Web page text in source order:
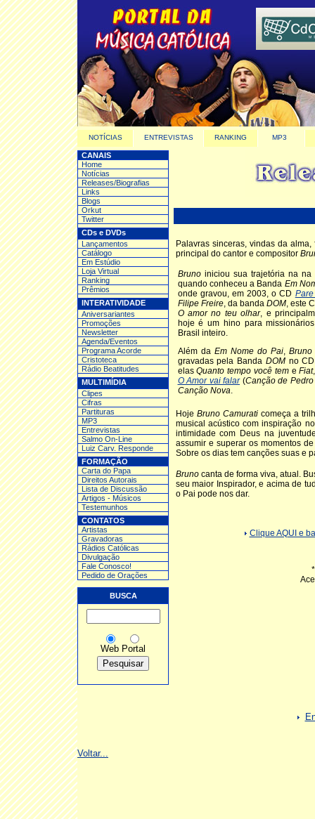
NOTÍCIAS ENTREVISTAS RANKING MP3
CANAIS
Home
Notícias
Releases/Biografias
Links
Blogs
Orkut
Twitter
CDs e DVDs
Lançamentos
Catálogo
Em Estúdio
Loja Virtual
Ranking
Prêmios
INTERATIVIDADE
Aniversariantes
Promoções
Newsletter
Agenda/Eventos
Programa Acorde
Cristoteca
Rádio Beatitudes
MULTIMÍDIA
Clipes
Cifras
Partituras
MP3
Entrevistas
Salmo On-Line
Luiz Carv. Responde
FORMAÇÃO
Carta do Papa
Direitos Autorais
Lista de Discussão
Artigos - Músicos
Testemunhos
CONTATOS
Artistas
Gravadoras
Rádios Católicas
Divulgação
Fale Conosco!
Pedido de Orações
BUSCA
Web Portal
Palavras sinceras, vindas da
principal do cantor e compositor
Brunoiniciou sua trajetória na na
quando conheceu a Banda Em
onde gravou, em 2003, o CD
Filipe Freire, da banda DOM, este
O amor no teu olhar, e
hoje é um hino para
Brasil inteiro.
Além da Em Nome do Pai,
gravadas pela Banda DOMno
elasQuanto tempo você temeFiat
O Amor vai falar(Canção de Pedro
Canção Nova.
Hoje Bruno Camuraticomeça a
musical acústico com inspiração
intimidade com Deus na
assumir e superar os momentos
Sobre os dias tem canções suas e
Brunocanta de forma viva, atual.
seu maior Inspirador, e acima de
o Pai pode nos dar.
Clique AQUI e
Voltar...